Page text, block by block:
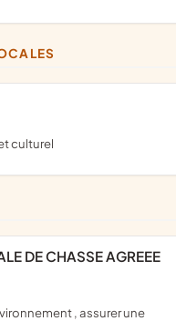
culturel